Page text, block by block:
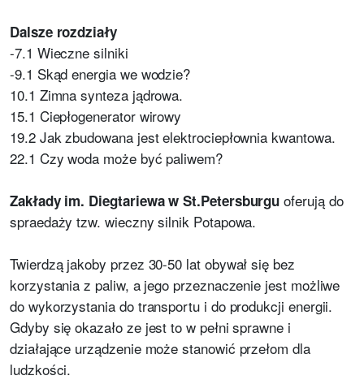
Dalsze rozdziały
-7.1 Wieczne silniki
-9.1 Skąd energia we wodzie?
10.1 Zimna synteza jądrowa.
15.1 Ciepłogenerator wirowy
19.2 Jak zbudowana jest elektrociepłownia kwantowa.
22.1 Czy woda może być paliwem?
Zakłady im. Diegtariewa w St.Petersburguoferują do
spraedaży tzw. wieczny silnik Potapowa.
Twierdzą jakoby przez 30-50 lat obywał się bez
korzystania z paliw, a jego przeznaczenie jest możliwe
do wykorzystania do transportu i do produkcji energii.
Gdyby się okazało ze jest to w pełni sprawne i
działające urządzenie może stanowić przełom dla
ludzkości.